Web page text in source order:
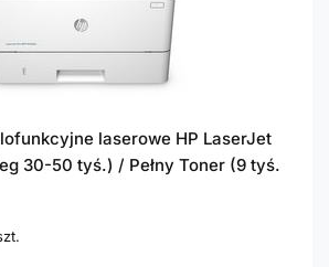
laserowe HP LaserJet
30-50 tyś.) / Pełny Toner (9 tyś.